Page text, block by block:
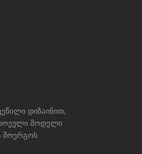
დიზაინით,
მოდელი
მოერგოს